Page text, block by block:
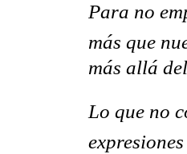
Para no
más que
más allá
Lo que no